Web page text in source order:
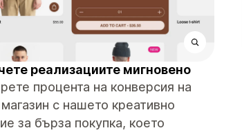
реализациите мигновено
процента на конверсия на
с нашето креативно
за бърза покупка, което